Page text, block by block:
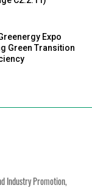
Expo
Green Transition
Industry Promotion,